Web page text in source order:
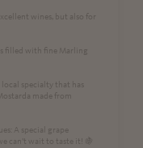
wines, but also for
filled with fine Marling
specialty that has
made from
A special grape
can’t wait to taste it! 🍇